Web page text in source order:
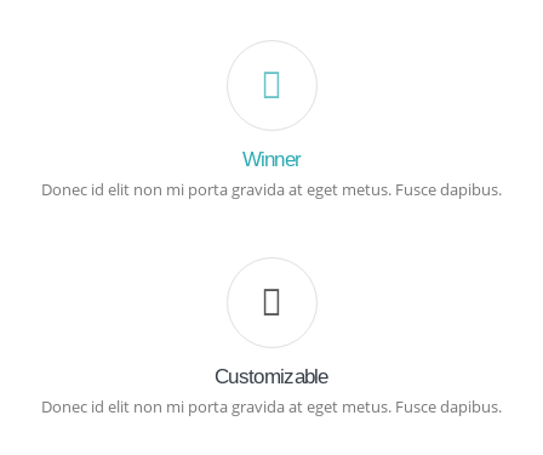
Winner
Donec id elit non mi porta gravida at eget metus. Fusce dapibus.
Customizable
Donec id elit non mi porta gravida at eget metus. Fusce dapibus.